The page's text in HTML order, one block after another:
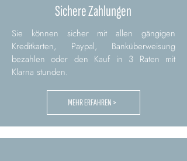
Sichere Zahlungen
Sie können sicher mit allen gängigen
Kreditkarten, Paypal, Banküberweisung
bezahlen oder den Kauf in 3 Raten mit
Klarna stunden.
MEHR ERFAHREN >